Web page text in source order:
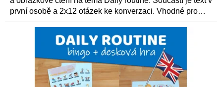
první osobě a 2x12 otázek ke konverzaci. Vhodné pro
začátečníky.